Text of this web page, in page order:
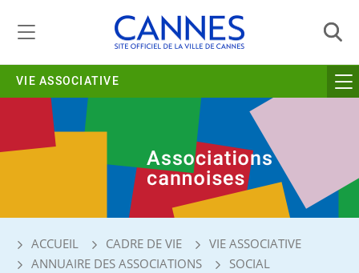
VIE ASSOCIATIVE
ACCUEIL CADRE DE VIE
VIE ASSOCIATIVE
ANNUAIRE DES ASSOCIATIONS
SOCIAL